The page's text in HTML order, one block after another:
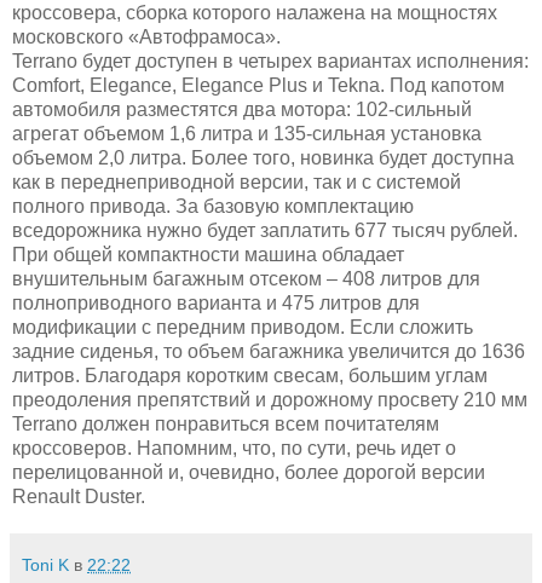
кроссовера, сборка которого налажена на мощностях
московского «Автофрамоса».
Terrano будет доступен в четырех вариантах исполнения:
Comfort, Elegance, Elegance Plus и Tekna. Под капотом
автомобиля разместятся два мотора: 102-сильный
агрегат объемом 1,6 литра и 135-сильная установка
объемом 2,0 литра. Более того, новинка будет доступна
как в переднеприводной версии, так и с системой
полного привода. За базовую комплектацию
вседорожника нужно будет заплатить 677 тысяч рублей.
При общей компактности машина обладает
внушительным багажным отсеком – 408 литров для
полноприводного варианта и 475 литров для
модификации с передним приводом. Если сложить
задние сиденья, то объем багажника увеличится до 1636
литров. Благодаря коротким свесам, большим углам
преодоления препятствий и дорожному просвету 210 мм
Terrano должен понравиться всем почитателям
кроссоверов. Напомним, что, по сути, речь идет о
перелицованной и, очевидно, более дорогой версии
Renault Duster.
Toni K в 22:22